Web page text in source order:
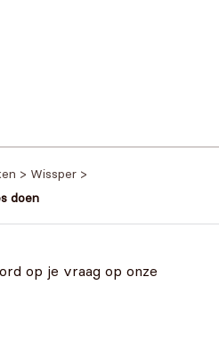
> Wissper >
doen
op je vraag op onze